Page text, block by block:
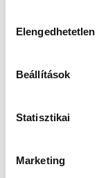
kiválasztása
Elengedhetetlen
Beállítások
Statisztikai
Marketing